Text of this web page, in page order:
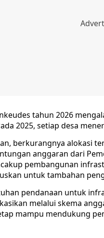
tahun 2026
2025, setiap desa
berkurangnya alokasi
anggaran dari
pembangunan
untuk tambahan
pendanaan untuk
melalui skema
mampu mendukung